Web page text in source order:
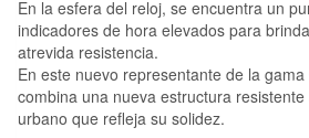
En la esfera del reloj, se encuentra un
indicadores de hora elevados para
atrevida resistencia.
En este nuevo representante de la
combina una nueva estructura
urbano que refleja su solidez.